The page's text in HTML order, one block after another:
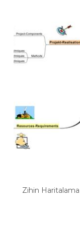
Zihin